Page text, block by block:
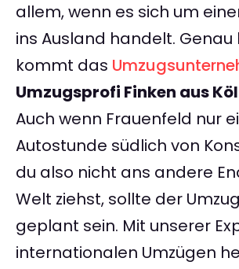
allem, wenn es sich um
ins Ausland handelt. Genau
kommt das
Umzugsprofi Finken aus
Auch wenn Frauenfeld nur
Autostunde südlich von
du also nicht ans andere
Welt ziehst, sollte der
geplant sein. Mit unserer
internationalen Umzügen